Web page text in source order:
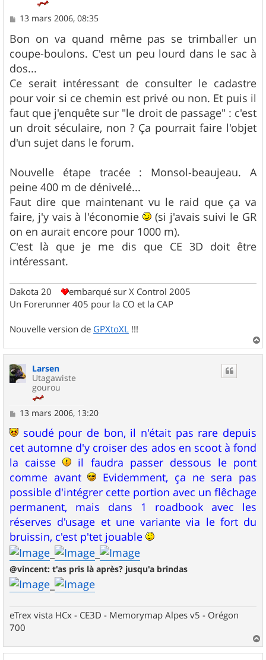
M
s
s
a
g
e
13 mars 2006, 08:35
Bon on va quand même pas se trimballer un
coupe-boulons. C'est un peu lourd dans le sac à
dos...
Ce serait intéressant de consulter le cadastre
pour voir si ce chemin est privé ou non. Et puis il
faut que j'enquête sur "le droit de passage" : c'est
un droit séculaire, non ? Ça pourrait faire l'objet
d'un sujet dans le forum.
Nouvelle étape tracée : Monsol-beaujeau. A
peine 400 m de dénivelé...
Faut dire que maintenant vu le raid que ça va
faire, j'y vais à l'économie
(si j'avais suivi le GR
on en aurait encore pour 1000 m).
C'est là que je me dis que CE 3D doit être
intéressant.
Dakota 20
embarqué sur X Control 2005
Un Forerunner 405 pour la CO et la CAP
Nouvelle version de GPXtoXL !!!
a
Larsen
Utagawiste
gourou
M
s
a
g
e
13 mars 2006, 13:20
soudé pour de bon, il n'était pas rare depuis
cet automne d'y croiser des ados en scoot à fond
la caisse
il faudra passer dessous le pont
comme avant
Evidemment, ça ne sera pas
possible d'intégrer cette portion avec un flêchage
permanent, mais dans 1 roadbook avec les
réserves d'usage et une variante via le fort du
bruissin, c'est p'tet jouable
@vincent: t'as pris là après? jusqu'a brindas
eTrex vista HCx - CE3D - Memorymap Alpes v5 - Orégon
700
a